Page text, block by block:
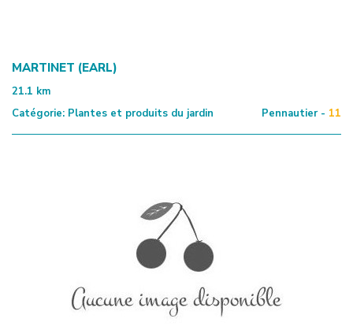
MARTINET (EARL)
21.1 km
Catégorie: Plantes et produits du jardin Pennautier - 11